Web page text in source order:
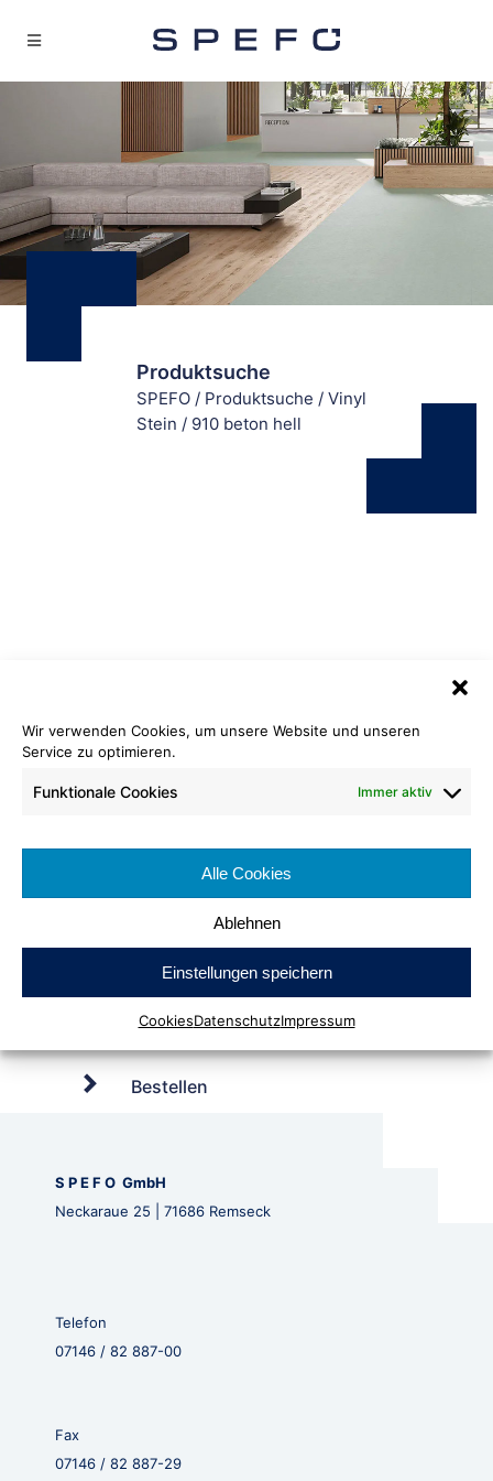
Wir verwenden Cookies, um unsere Website und unseren
Service zu optimieren.
Funktionale Cookies Immer aktiv
Alle Cookies
Ablehnen
Einstellungen speichern
CookiesDatenschutzImpressum
Produktsuche
SPEFO / Produktsuche / Vinyl
Stein / 910 beton hell
910 beton hell
Bahnenbreite: ca. 200 cm
Brennverhalten: Cfl-s1
Bestellen
Vinyl Stein
S P E F O GmbH
Neckaraue 25 | 71686 Remseck
Telefon
07146 / 82 887-00
Fax
07146 / 82 887-29